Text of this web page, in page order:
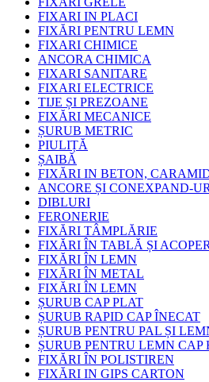
FIXARI IN PLACI
FIXĂRI PENTRU LEMN
FIXARI CHIMICE
ANCORA CHIMICA
FIXARI SANITARE
FIXARI ELECTRICE
TIJE ȘI PREZOANE
FIXĂRI MECANICE
ȘURUB METRIC
PIULIȚĂ
ȘAIBĂ
FIXĂRI IN BETON,
ANCORE ȘI CONEXPAND-
DIBLURI
FERONERIE
FIXĂRI TÂMPLĂRIE
FIXĂRI ÎN TABLĂ ȘI
FIXĂRI ÎN LEMN
FIXĂRI ÎN METAL
FIXĂRI ÎN LEMN
ȘURUB CAP PLAT
ȘURUB RAPID CAP ÎNECAT
ȘURUB PENTRU PAL ȘI
ȘURUB PENTRU LEMN
FIXĂRI ÎN POLISTIREN
FIXĂRI IN GIPS CARTON